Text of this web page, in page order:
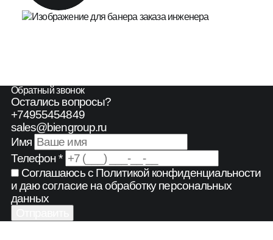
Обратный звонок
Остались вопросы?
+74955454849
sales@biengroup.ru
Имя
Телефон *
Соглашаюсь с Политикой конфиденциальности
и даю согласие на обработку персональных
данных